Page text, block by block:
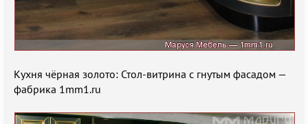
Кухня чёрная золото: Стол-витрина с гнутым фасадом —
фабрика 1mm1.ru